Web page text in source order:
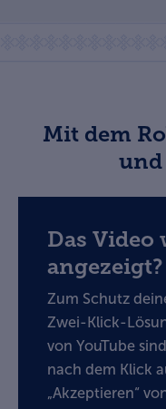
Mit dem
und
Das
angezeigt?
Zum Schutz
Zwei-Klick-
von YouTube
nach dem Klick
„Akzeptieren“